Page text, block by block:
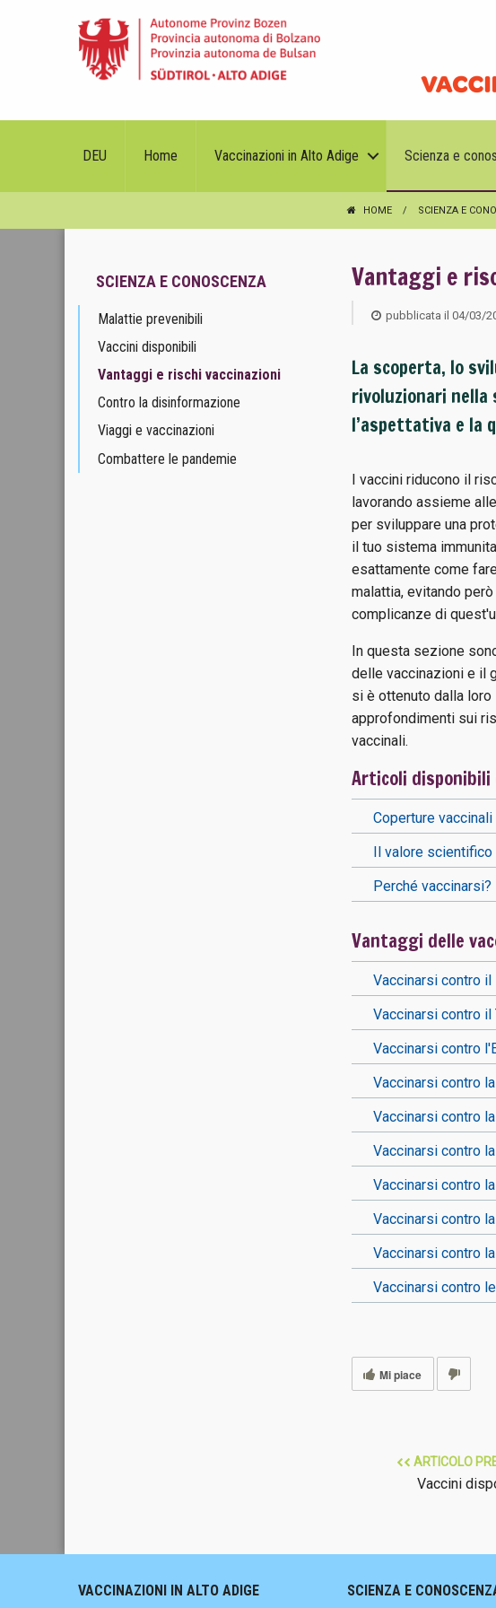
DEU Home Vaccinazioni in Alto Adige Scienza e
HOME SCIENZA E
SCIENZA E CONOSCENZA
Malattie prevenibili
Vaccini disponibili
Vantaggi e rischi vaccinazioni
Contro la disinformazione
Viaggi e vaccinazioni
Combattere le pandemie
Vantaggi e
pubblicata il 04/03/
La scoperta, lo
rivoluzionari nella
l’aspettativa e la
I vaccini riducono il
lavorando assieme
per sviluppare una
il tuo sistema
esattamente come
malattia, evitando
complicanze di
In questa sezione
delle vaccinazioni e il
si è ottenuto dalla loro
approfondimenti sui
vaccinali.
Articoli disponibili
Coperture
Il valore
Perché vaccinarsi?
Vantaggi delle
Vaccinarsi contro
Vaccinarsi contro il
Vaccinarsi contro
Vaccinarsi contro
Vaccinarsi contro
Vaccinarsi contro
Vaccinarsi contro
Vaccinarsi contro
Vaccinarsi contro
Vaccinarsi contro
Mi piace
ARTICOLO
Vaccini
VACCINAZIONI IN ALTO ADIGE SCIENZA E